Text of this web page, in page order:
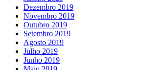
Dezembro 2019
Novembro 2019
Outubro 2019
Setembro 2019
Agosto 2019
Julho 2019
Junho 2019